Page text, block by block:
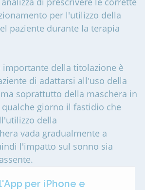
per l'utilizzo della
paziente durante la terapia
importante della titolazione è
di adattarsi all'uso della
ma soprattutto della maschera in
giorno il fastidio che
della
vada gradualmente a
l'impatto sul sonno sia
per iPhone e